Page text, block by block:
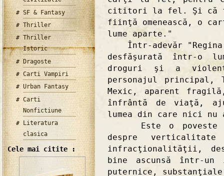
SF & Fantasy
Thriller
Thriller
Istoric
Dragoste
Carti Vampiri
Urban Fantasy
Carti
Nonfictiune
Literatura
clasica
Cele mai citite :
cititori la fel. Şi că
fiinţă omenească, o
lume aparte."
Într-adevăr "Regina
desfăşurată într-o
droguri şi a
personajul principal,
Mexic, aparent
înfrântă de viaţă,
lumea din care nici
Este o poveste
despre
infracţionalităţii,
bine ascunsă într-
puternice,